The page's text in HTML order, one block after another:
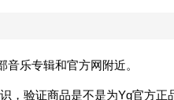
乐专辑和官方网附近。
，验证商品是不是为Yg官方正